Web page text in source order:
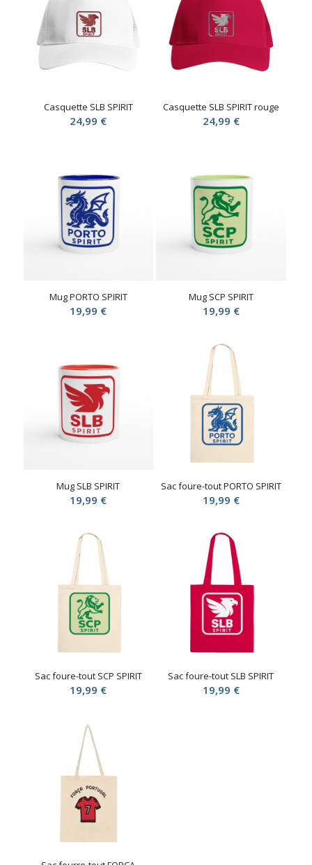
Casquette SLB SPIRIT
24,99 €
Casquette SLB SPIRIT rouge
24,99 €
Mug PORTO SPIRIT
19,99 €
Mug SCP SPIRIT
19,99 €
Mug SLB SPIRIT
19,99 €
Sac foure-tout PORTO SPIRIT
19,99 €
Sac foure-tout SCP SPIRIT
19,99 €
Sac foure-tout SLB SPIRIT
19,99 €